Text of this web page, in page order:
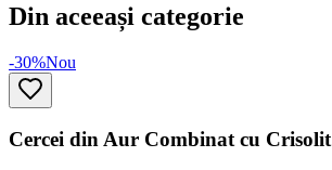
Din aceeași categorie
-30%Nou
Cercei din Aur Combinat cu Crisolit